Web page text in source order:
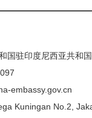
国驻印度尼西亚共和
embassy.gov.cn
Kuningan No.2,